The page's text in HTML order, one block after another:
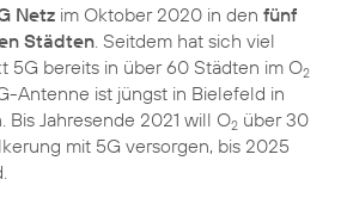
Netz im Oktober 2020 in den fünf
Städten . Seitdem hat sich viel
5G bereits in über 60 Städten im O2
Antenne ist jüngst in Bielefeld in
Bis Jahresende 2021 will O2 über 30
mit 5G versorgen, bis 2025